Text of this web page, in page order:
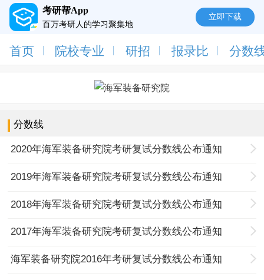
考研帮App
百万考研人的学习聚集地
立即下载
首页 院校专业 研招 报录比 分数
分数线
2020年海军装备研究院考研复试分数线公布通知
2019年海军装备研究院考研复试分数线公布通知
2018年海军装备研究院考研复试分数线公布通知
2017年海军装备研究院考研复试分数线公布通知
海军装备研究院2016年考研复试分数线公布通知